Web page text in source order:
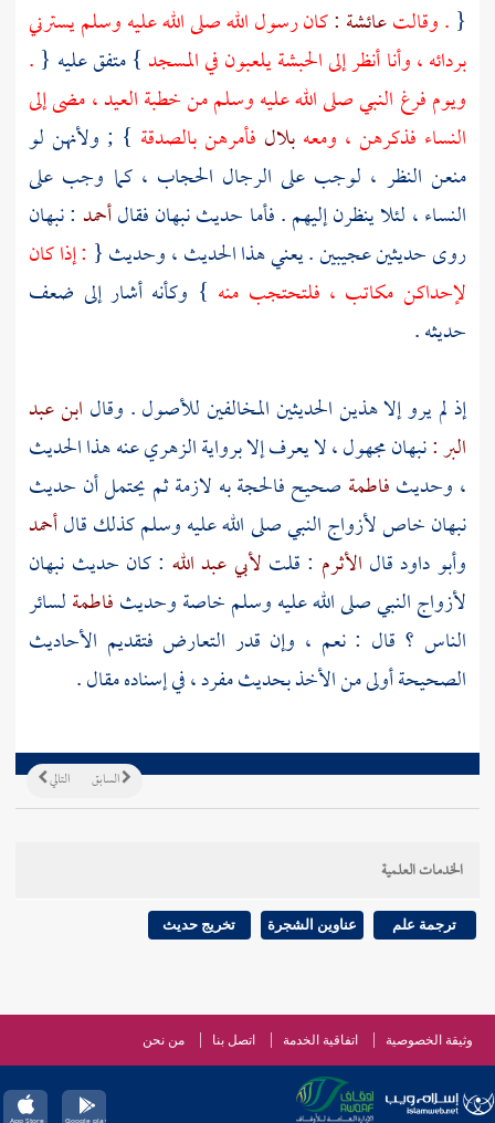
{ . وقالتعائشة :كان رسول الله صلى الله عليه وسلم يسترني
بردائه ، وأنا أنظر إلىالحبشةيلعبون في المسجد} متفق عليه { .
ويوم فرغ النبي صلى الله عليه وسلم من خطبة العيد ، مضى إلى
النساء فذكرهن ، ومعهبلال فأمرهن بالصدقة } ; ولأنهن لو
منعن النظر ، لوجب على الرجال الحجاب ، كما وجب على
النساء ، لئلا ينظرن إليهم . فأما حديثنبهانفقالأحمد :نبهان
روى حديثين عجيبين . يعني هذا الحديث ، وحديث { : إذا كان
لإحداكن مكاتب ، فلتحتجب منه } وكأنه أشار إلى ضعف
حديثه .
إذ لم يرو إلا هذين الحديثين المخالفين للأصول . وقال ابن عبد
البر :نبهانمجهول ، لا يعرف إلا بروايةالزهريعنه هذا الحديث
، وحديثفاطمة صحيح فالحجة به لازمة ثم يحتمل أن حديث
نبهانخاص لأزواج النبي صلى الله عليه وسلم كذلك قالأحمد
وأبو داودقال الأثرم : قلت لأبي عبد الله : كان حديث نبهان
لأزواج النبي صلى الله عليه وسلم خاصة وحديثفاطمةلسائر
الناس ؟ قال : نعم ، وإن قدر التعارض فتقديم الأحاديث
الصحيحة أولى من الأخذ بحديث مفرد ، في إسناده مقال .
التالي السابق
الخدمات العلمية
ترجمة علم عناوين الشجرة تخريج حديث
وثيقة الخصوصية اتفاقية الخدمة اتصل بنا من نحن